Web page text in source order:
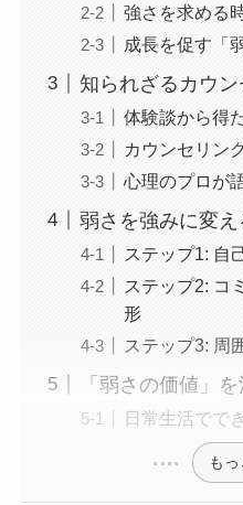
強さを求める
成長を促す「
知られざるカウ
体験談から得
カウンセリン
心理のプロが
弱さを強みに変
ステップ1: 自
ステップ2: コ
形
ステップ3: 周
「弱さの価値」
日常生活でで
も